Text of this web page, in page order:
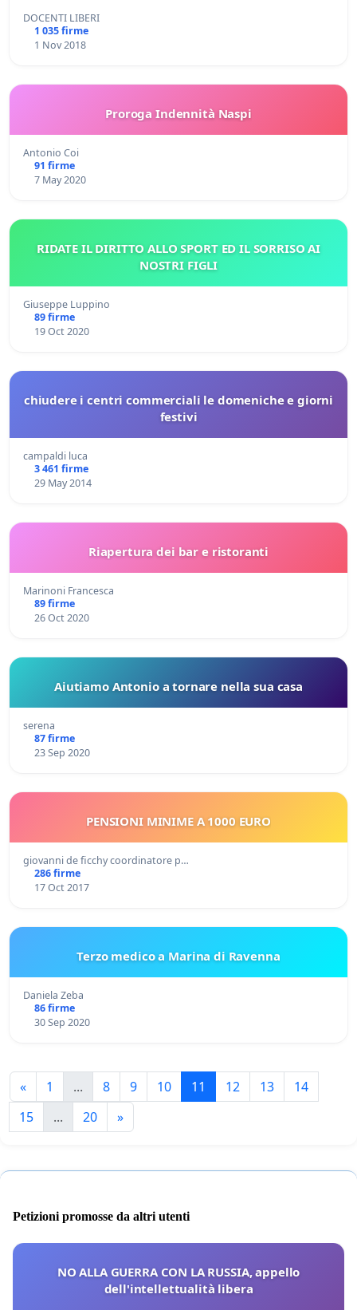
DOCENTI LIBERI
1 035 firme
1 Nov 2018
Proroga Indennità Naspi
Antonio Coi
91 firme
7 May 2020
RIDATE IL DIRITTO ALLO SPORT ED IL SORRISO AI
NOSTRI FIGLI
Giuseppe Luppino
89 firme
19 Oct 2020
chiudere i centri commerciali le domeniche e giorni
festivi
campaldi luca
3 461 firme
29 May 2014
Riapertura dei bar e ristoranti
Marinoni Francesca
89 firme
26 Oct 2020
Aiutiamo Antonio a tornare nella sua casa
serena
87 firme
23 Sep 2020
PENSIONI MINIME A 1000 EURO
giovanni de ficchy coordinatore p…
286 firme
17 Oct 2017
Terzo medico a Marina di Ravenna
Daniela Zeba
86 firme
30 Sep 2020
« 1 ... 8 9 10 11 12 13
14
15
... 20 »
Petizioni promosse da altri utenti
NO ALLA GUERRA CON LA RUSSIA, appello
dell'intellettualità libera